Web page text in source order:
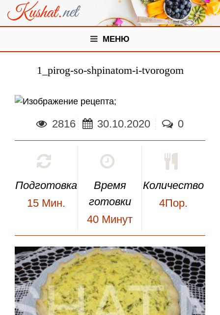
МЕНЮ
1_pirog-so-shpinatom-i-tvorogom
;
2816 30.10.2020 0
Подготовка
15 Мин.
Время
готовки
40 Минут
Количество
4Пор.